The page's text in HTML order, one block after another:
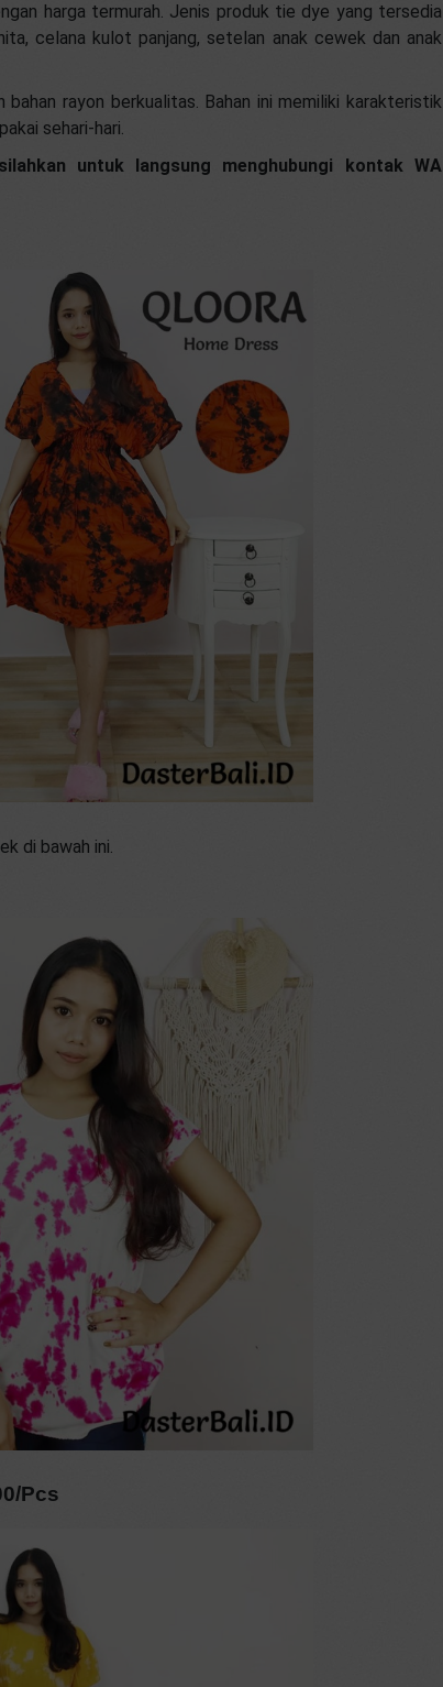
harga termurah. Jenis produk tie dye yang tersedia
celana kulot panjang, setelan anak cewek dan anak
rayon berkualitas. Bahan ini memiliki karakteristik
sehari-hari.
untuk langsung menghubungi kontak WA
di bawah ini.
Pcs